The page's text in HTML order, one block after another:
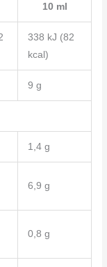
10 ml
338 kJ (82
kcal)
9 g
1,4 g
6,9 g
0,8 g